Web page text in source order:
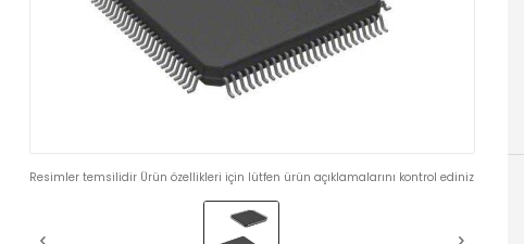
Resimler temsilidir Ürün özellikleri için lütfen ürün açıklamalarını kontrol ediniz